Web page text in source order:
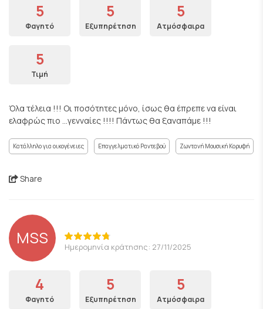
5
Φαγητό
5
Εξυπηρέτηση
5
Ατμόσφαιρα
5
Τιμή
Όλα τέλεια !!! Οι ποσότητες μόνο, ίσως θα έπρεπε να είναι
ελαφρώς πιο ...γενναίες !!!! Πάντως θα ξαναπάμε !!!
Κατάλληλο για οικογένειες Επαγγελματικό Ραντεβού Ζωντανή Μουσική Κορυφή
Share
MSS Ημερομηνία κράτησης: 27/11/2025
4
Φαγητό
5
Εξυπηρέτηση
5
Ατμόσφαιρα